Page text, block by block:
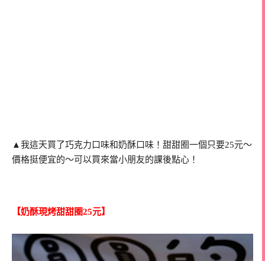
▲我這天買了巧克力口味和奶酥口味！甜甜圈一個只要25元～
價格挺便宜的～可以買來當小朋友的課後點心！
【奶酥現烤甜甜圈25元】